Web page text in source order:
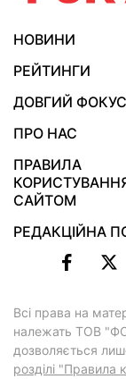
НОВИНИ
РЕЙТИНГИ
ДОВГИЙ ФОКУС
ПРО НАС
ПРАВИЛА
САЙТОМ
РЕДАКЦІЙНА
Всі права на
належать ТОВ
дозволяється
розділі "Правила